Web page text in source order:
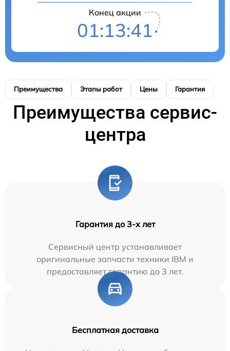
Конец акции
01:13:41
Преимущества Этапы работ Цены Гарантия
Преимущества сервис-
центра
Гарантия до 3-х лет
Сервисный центр устанавливает
оригинальные запчасти техники IBM и
предоставляет гарантию до 3 лет.
Бесплатная доставка